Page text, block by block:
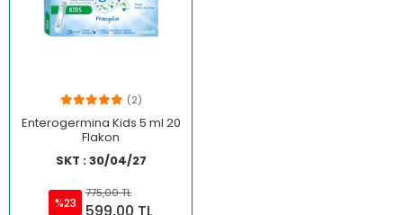
(2)
Enterogermina Kids 5 ml 20
Flakon
SKT : 30/04/27
%23
775,00 TL
599,00 TL